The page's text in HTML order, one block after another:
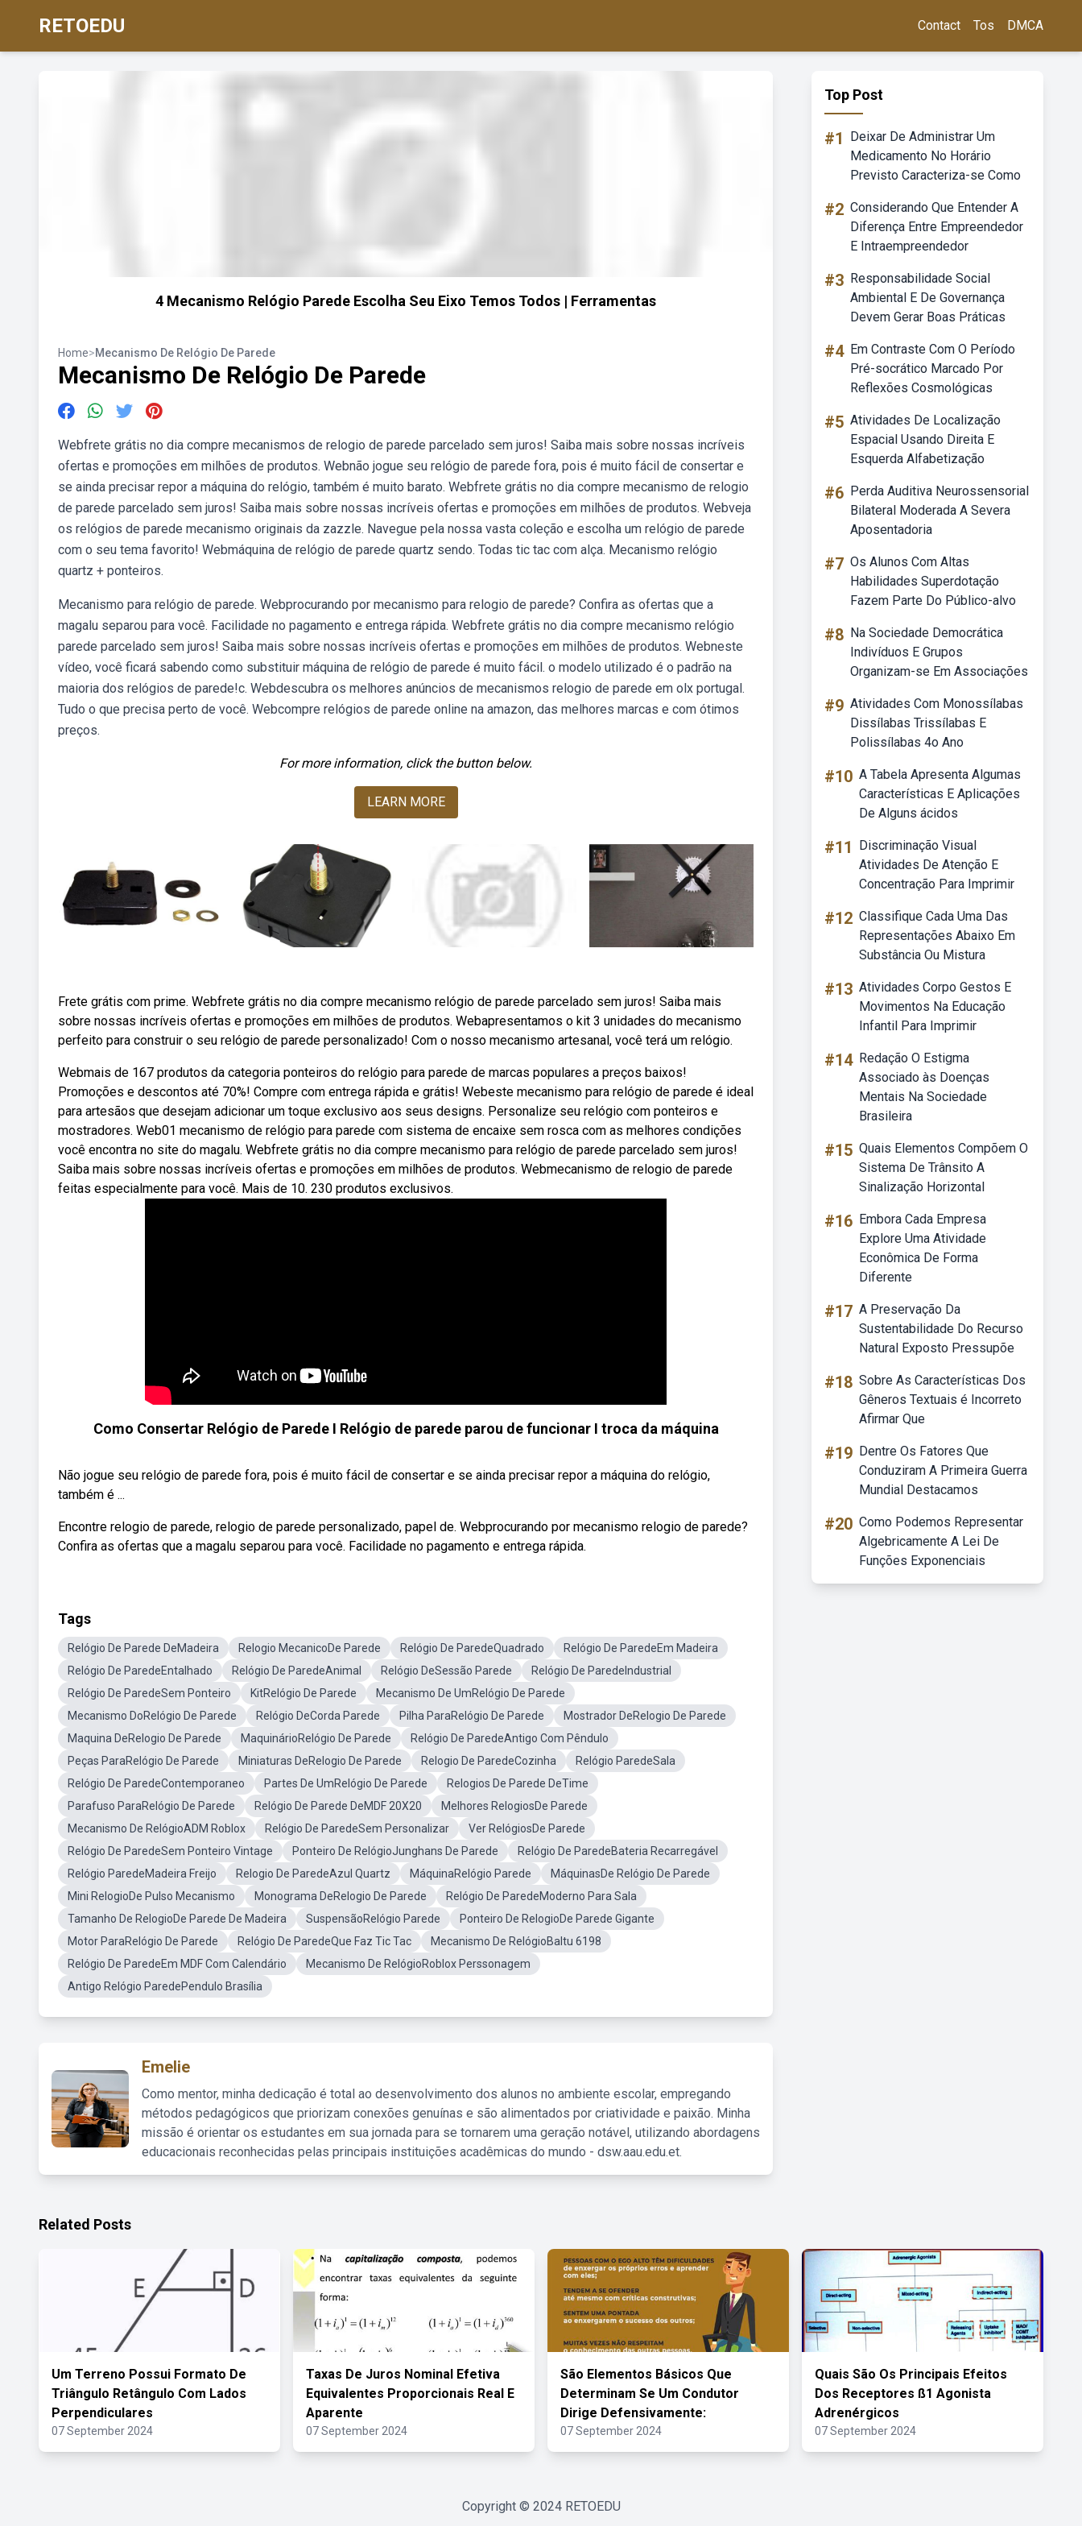
RETOEDU Contact Tos DMCA
4 Mecanismo Relógio Parede Escolha Seu Eixo Temos Todos | Ferramentas
Home>Mecanismo De Relógio De Parede
Mecanismo De Relógio De Parede
Webfrete grátis no dia compre mecanismos de relogio de parede parcelado sem juros! Saiba mais sobre nossas incríveis
ofertas e promoções em milhões de produtos. Webnão jogue seu relógio de parede fora, pois é muito fácil de consertar e
se ainda precisar repor a máquina do relógio, também é muito barato. Webfrete grátis no dia compre mecanismo de relogio
de parede parcelado sem juros! Saiba mais sobre nossas incríveis ofertas e promoções em milhões de produtos. Webveja
os relógios de parede mecanismo originais da zazzle. Navegue pela nossa vasta coleção e escolha um relógio de parede
com o seu tema favorito! Webmáquina de relógio de parede quartz sendo. Todas tic tac com alça. Mecanismo relógio
quartz + ponteiros.
Mecanismo para relógio de parede. Webprocurando por mecanismo para relogio de parede? Confira as ofertas que a
magalu separou para você. Facilidade no pagamento e entrega rápida. Webfrete grátis no dia compre mecanismo relógio
parede parcelado sem juros! Saiba mais sobre nossas incríveis ofertas e promoções em milhões de produtos. Webneste
vídeo, você ficará sabendo como substituir máquina de relógio de parede é muito fácil. o modelo utilizado é o padrão na
maioria dos relógios de parede!c. Webdescubra os melhores anúncios de mecanismos relogio de parede em olx portugal.
Tudo o que precisa perto de você. Webcompre relógios de parede online na amazon, das melhores marcas e com ótimos
preços.
For more information, click the button below.
LEARN MORE
Frete grátis com prime. Webfrete grátis no dia compre mecanismo relógio de parede parcelado sem juros! Saiba mais
sobre nossas incríveis ofertas e promoções em milhões de produtos. Webapresentamos o kit 3 unidades do mecanismo
perfeito para construir o seu relógio de parede personalizado! Com o nosso mecanismo artesanal, você terá um relógio.
Webmais de 167 produtos da categoria ponteiros do relógio para parede de marcas populares a preços baixos!
Promoções e descontos até 70%! Compre com entrega rápida e grátis! Webeste mecanismo para relógio de parede é ideal
para artesãos que desejam adicionar um toque exclusivo aos seus designs. Personalize seu relógio com ponteiros e
mostradores. Web01 mecanismo de relógio para parede com sistema de encaixe sem rosca com as melhores condições
você encontra no site do magalu. Webfrete grátis no dia compre mecanismo para relógio de parede parcelado sem juros!
Saiba mais sobre nossas incríveis ofertas e promoções em milhões de produtos. Webmecanismo de relogio de parede
feitas especialmente para você. Mais de 10. 230 produtos exclusivos.
Como Consertar Relógio de Parede I Relógio de parede parou de funcionar I troca da máquina
Não jogue seu relógio de parede fora, pois é muito fácil de consertar e se ainda precisar repor a máquina do relógio,
também é ...
Encontre relogio de parede, relogio de parede personalizado, papel de. Webprocurando por mecanismo relogio de parede?
Confira as ofertas que a magalu separou para você. Facilidade no pagamento e entrega rápida.
Tags
Relógio De Parede DeMadeira Relogio MecanicoDe Parede Relógio De ParedeQuadrado
Relógio De ParedeEm Madeira
Relógio De ParedeEntalhado
Relógio De ParedeAnimal Relógio DeSessão Parede
Relógio De ParedeIndustrial
Relógio De ParedeSem Ponteiro
KitRelógio De Parede
Mecanismo De UmRelógio De Parede
Mecanismo DoRelógio De Parede
Relógio DeCorda Parede Pilha ParaRelógio De Parede
Mostrador DeRelogio De Parede
Maquina DeRelogio De Parede
MaquinárioRelógio De Parede
Relógio De ParedeAntigo Com Pêndulo
Peças ParaRelógio De Parede
Miniaturas DeRelogio De Parede Relogio De ParedeCozinha
Relógio ParedeSala
Relógio De ParedeContemporaneo
Partes De UmRelógio De Parede
Relogios De Parede DeTime
Parafuso ParaRelógio De Parede
Relógio De Parede DeMDF 20X20
Melhores RelogiosDe Parede
Mecanismo De RelógioADM Roblox
Relógio De ParedeSem Personalizar
Ver RelógiosDe Parede
Relógio De ParedeSem Ponteiro Vintage
Ponteiro De RelógioJunghans De Parede
Relógio De ParedeBateria Recarregável
Relógio ParedeMadeira Freijo
Relogio De ParedeAzul Quartz MáquinaRelógio Parede
MáquinasDe Relógio De Parede
Mini RelogioDe Pulso Mecanismo
Monograma DeRelogio De Parede
Relógio De ParedeModerno Para Sala
Tamanho De RelogioDe Parede De Madeira
SuspensãoRelógio Parede
Ponteiro De RelogioDe Parede Gigante
Motor ParaRelógio De Parede
Relógio De ParedeQue Faz Tic Tac
Mecanismo De RelógioBaltu 6198
Relógio De ParedeEm MDF Com Calendário
Mecanismo De RelógioRoblox Perssonagem
Antigo Relógio ParedePendulo Brasília
Emelie
Como mentor, minha dedicação é total ao desenvolvimento dos alunos no ambiente escolar, empregando
métodos pedagógicos que priorizam conexões genuínas e são alimentados por criatividade e paixão. Minha
missão é orientar os estudantes em sua jornada para se tornarem uma geração notável, utilizando abordagens
educacionais reconhecidas pelas principais instituições acadêmicas do mundo - dsw.aau.edu.et.
Top Post
#1
Deixar De Administrar Um
Medicamento No Horário
Previsto Caracteriza-se Como
#2 Considerando Que Entender A
Diferença Entre Empreendedor
E Intraempreendedor
#3 Responsabilidade Social
Ambiental E De Governança
Devem Gerar Boas Práticas
#4 Em Contraste Com O Período
Pré-socrático Marcado Por
Reflexões Cosmológicas
#5 Atividades De Localização
Espacial Usando Direita E
Esquerda Alfabetização
#6 Perda Auditiva Neurossensorial
Bilateral Moderada A Severa
Aposentadoria
#7 Os Alunos Com Altas
Habilidades Superdotação
Fazem Parte Do Público-alvo
#8 Na Sociedade Democrática
Indivíduos E Grupos
Organizam-se Em Associações
#9 Atividades Com Monossílabas
Dissílabas Trissílabas E
Polissílabas 4o Ano
#10 A Tabela Apresenta Algumas
Características E Aplicações
De Alguns ácidos
#11
Discriminação Visual
Atividades De Atenção E
Concentração Para Imprimir
#12 Classifique Cada Uma Das
Representações Abaixo Em
Substância Ou Mistura
#13 Atividades Corpo Gestos E
Movimentos Na Educação
Infantil Para Imprimir
#14 Redação O Estigma
Associado às Doenças
Mentais Na Sociedade
Brasileira
#15 Quais Elementos Compõem O
Sistema De Trânsito A
Sinalização Horizontal
#16 Embora Cada Empresa
Explore Uma Atividade
Econômica De Forma
Diferente
#17 A Preservação Da
Sustentabilidade Do Recurso
Natural Exposto Pressupõe
#18 Sobre As Características Dos
Gêneros Textuais é Incorreto
Afirmar Que
#19 Dentre Os Fatores Que
Conduziram A Primeira Guerra
Mundial Destacamos
#20 Como Podemos Representar
Algebricamente A Lei De
Funções Exponenciais
Related Posts
Um Terreno Possui Formato De
Triângulo Retângulo Com Lados
Perpendiculares
07 September 2024
Taxas De Juros Nominal Efetiva
Equivalentes Proporcionais Real E
Aparente
07 September 2024
São Elementos Básicos Que
Determinam Se Um Condutor
Dirige Defensivamente:
07 September 2024
Quais São Os Principais Efeitos
Dos Receptores ß1 Agonista
Adrenérgicos
07 September 2024
Copyright © 2024 RETOEDU